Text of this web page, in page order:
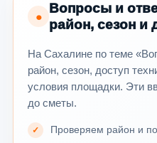
●
Вопросы и
район, сезон и
На Сахалине по теме
район, сезон, доступ
условия площадки. Эти
до сметы.
Проверяем район и